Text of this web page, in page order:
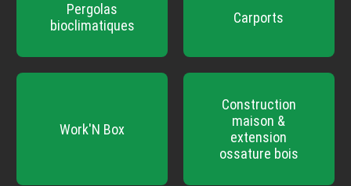
Pergolas
bioclimatiques
Carports
Work'N Box
Construction
maison &
extension
ossature bois